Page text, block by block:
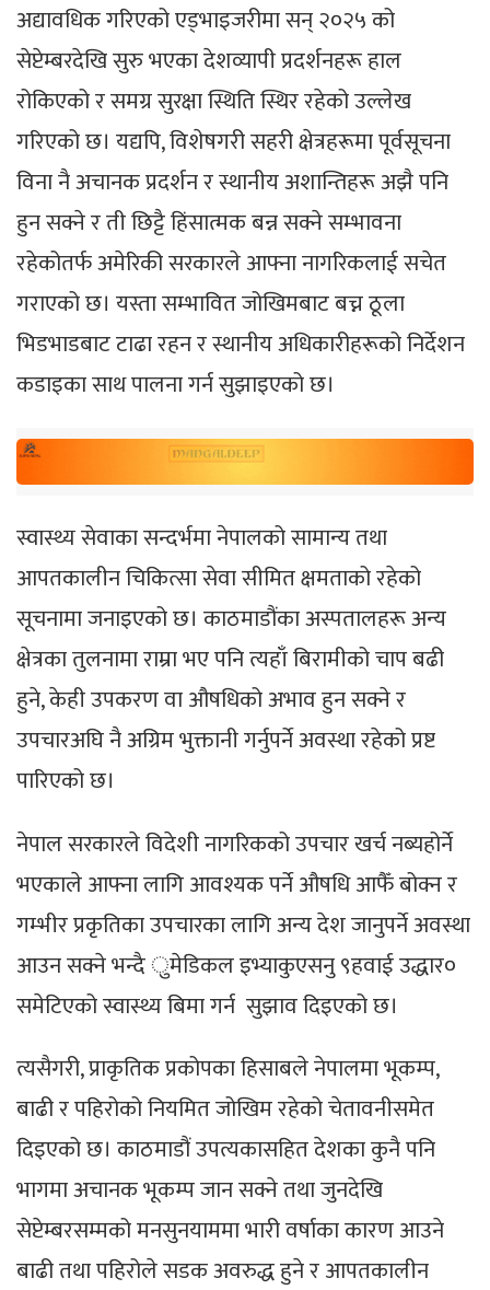
अद्यावधिक गरिएको एड्भाइजरीमा सन् २०२५ को
सेप्टेम्बरदेखि सुरु भएका देशव्यापी प्रदर्शनहरू हाल
रोकिएको र समग्र सुरक्षा स्थिति स्थिर रहेको उल्लेख
गरिएको छ। यद्यपि, विशेषगरी सहरी क्षेत्रहरूमा पूर्वसूचना
विना नै अचानक प्रदर्शन र स्थानीय अशान्तिहरू अझै पनि
हुन सक्ने र ती छिट्टै हिंसात्मक बन्न सक्ने सम्भावना
रहेकोतर्फ अमेरिकी सरकारले आफ्ना नागरिकलाई सचेत
गराएको छ। यस्ता सम्भावित जोखिमबाट बच्न ठूला
भिडभाडबाट टाढा रहन र स्थानीय अधिकारीहरूको निर्देशन
कडाइका साथ पालना गर्न सुझाइएको छ।
स्वास्थ्य सेवाका सन्दर्भमा नेपालको सामान्य तथा
आपतकालीन चिकित्सा सेवा सीमित क्षमताको रहेको
सूचनामा जनाइएको छ। काठमाडौंका अस्पतालहरू अन्य
क्षेत्रका तुलनामा राम्रा भए पनि त्यहाँ बिरामीको चाप बढी
हुने, केही उपकरण वा औषधिको अभाव हुन सक्ने र
उपचारअघि नै अग्रिम भुक्तानी गर्नुपर्ने अवस्था रहेको प्रष्ट
पारिएको छ।
नेपाल सरकारले विदेशी नागरिकको उपचार खर्च नब्यहोर्ने
भएकाले आफ्ना लागि आवश्यक पर्ने औषधि आफैँ बोक्न र
गम्भीर प्रकृतिका उपचारका लागि अन्य देश जानुपर्ने अवस्था
आउन सक्ने भन्दै ुमेडिकल इभ्याकुएसनु ९हवाई उद्धार०
समेटिएको स्वास्थ्य बिमा गर्न सुझाव दिइएको छ।
त्यसैगरी, प्राकृतिक प्रकोपका हिसाबले नेपालमा भूकम्प,
बाढी र पहिरोको नियमित जोखिम रहेको चेतावनीसमेत
दिइएको छ। काठमाडौं उपत्यकासहित देशका कुनै पनि
भागमा अचानक भूकम्प जान सक्ने तथा जुनदेखि
सेप्टेम्बरसम्मको मनसुनयाममा भारी वर्षाका कारण आउने
बाढी तथा पहिरोले सडक अवरुद्ध हुने र आपतकालीन